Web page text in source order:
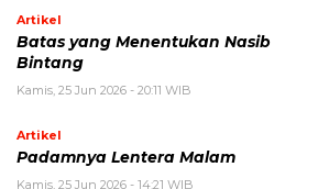
Artikel
Batas yang Menentukan Nasib
Bintang
Kamis, 25 Jun 2026 - 20:11 WIB
Artikel
Padamnya Lentera Malam
Kamis, 25 Jun 2026 - 14:21 WIB